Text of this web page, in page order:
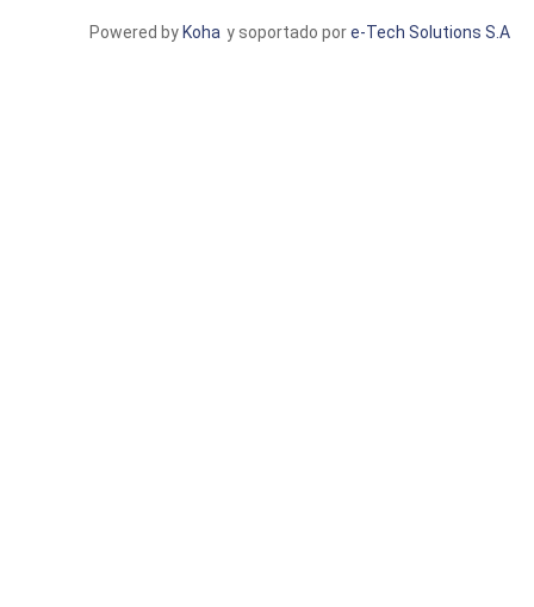
y soportado pore-Tech Solutions S.A
Powered by Koha